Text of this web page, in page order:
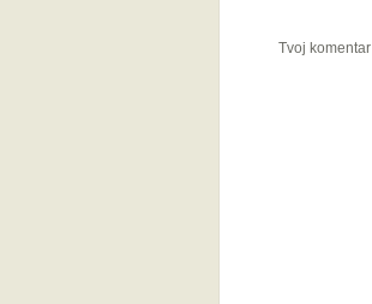
Tvoj komentar